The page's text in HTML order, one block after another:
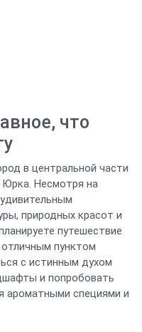
что
в центральной части
Юрка. Несмотря на
природных красот и
путешествие
пунктом
с истинным духом
и попробовать
ароматными специями и